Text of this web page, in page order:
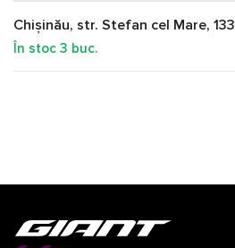
Chișinău, str. Stefan cel Mare, 133
În stoc 3 buc.